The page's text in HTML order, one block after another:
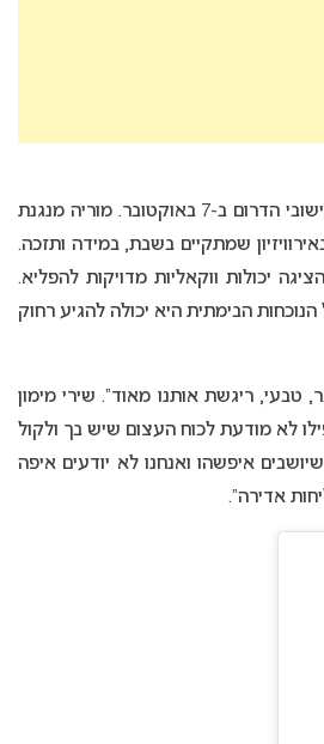
מוריה, בת 26 מקרית גת, מספרת על ערעור הביטחון האישי בשל הטבח הנורא ביישובי הדרום ב-7 באוקטובר. מוריה מנגנת
שמתקיים בשבת, במידה ותזכה.
יכולות ווקאליות מדויקות להפליא.
הבימתית היא יכולה להגיע רחוק
טבעי, ריגשת אותנו מאוד”. שירי מימון
לא מודעת לכוח העצום שיש בך ולקול
איפשהו ואנחנו לא יודעים איפה
אדירה”.